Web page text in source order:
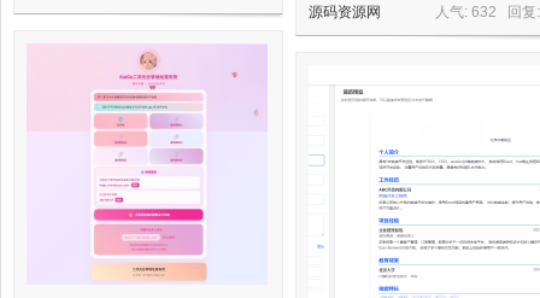
人气: 632 回
源码资源网